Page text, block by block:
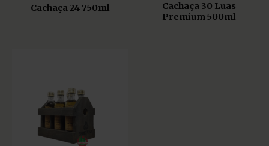
Cachaça 24 750ml
Cachaça 30 Luas
Premium 500ml